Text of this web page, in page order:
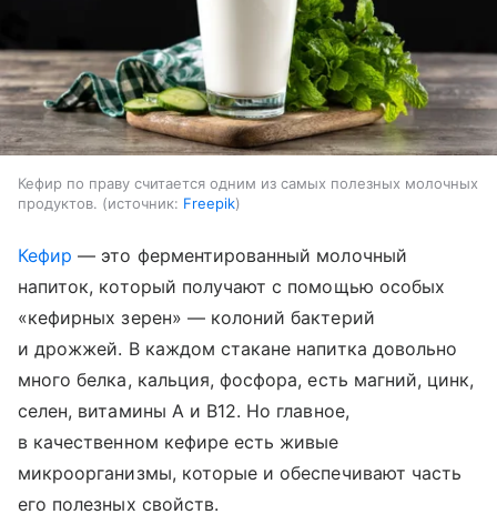
Кефир по праву считается одним из самых полезных молочных
продуктов.
источник: Freepik
Кефир — это ферментированный молочный
напиток, который получают с помощью особых
«кефирных зерен» — колоний бактерий
и дрожжей. В каждом стакане напитка довольно
много белка, кальция, фосфора, есть магний, цинк,
селен, витамины A и B12. Но главное,
в качественном кефире есть живые
микроорганизмы, которые и обеспечивают часть
его полезных свойств.